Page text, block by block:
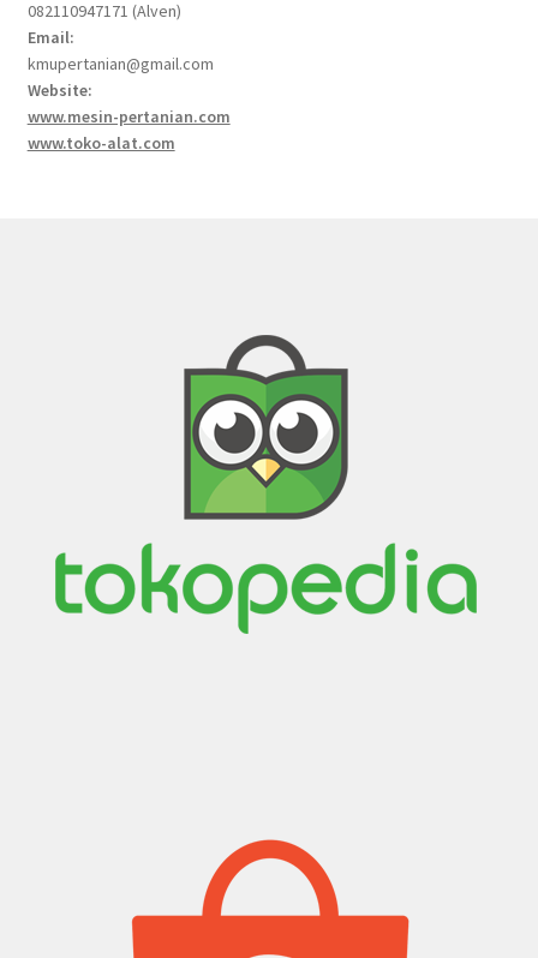
082110947171 (Alven)
Email:
kmupertanian@gmail.com
Website:
www.mesin-pertanian.com
www.toko-alat.com